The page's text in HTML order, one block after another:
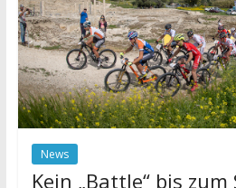
News
Kein „Battle“ bis zum